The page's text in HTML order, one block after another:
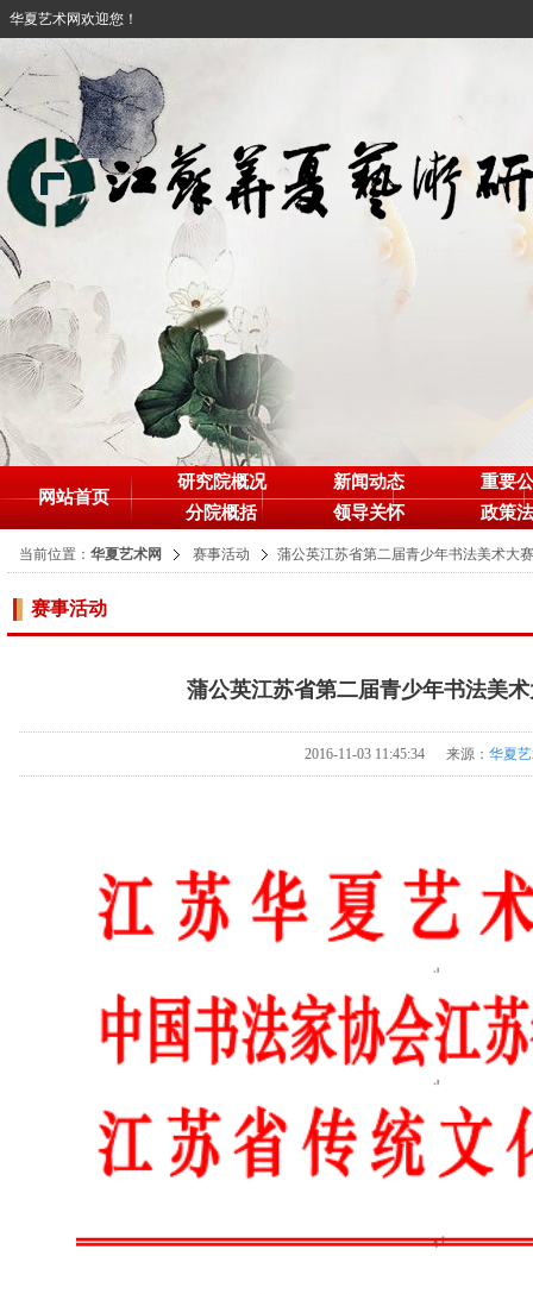
华夏艺术网欢迎您！
网站首页
研究院概况
分院概括
新闻动态
领导关怀
重要
政策
当前位置： 华夏艺术网 赛事活动 蒲公英江苏省第二届青少年书法美术大
赛事活动
蒲公英江苏省第二届青少年书法美
2016-11-03 11:45:34 来源： 华夏